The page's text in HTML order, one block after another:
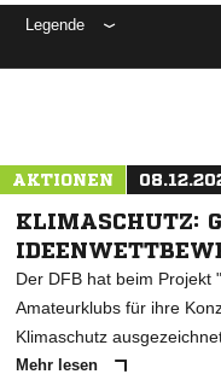
Legende
AKTIONEN
KLIMASCHUTZ:
Der DFB hat beim Projekt
Amateurklubs für ihre
Klimaschutz
Mehr lesen